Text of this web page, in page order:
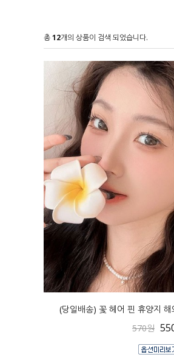
총12개의 상품이 검색 되었습니다.
(당일배송) 꽃 헤어 핀 휴양지
570원